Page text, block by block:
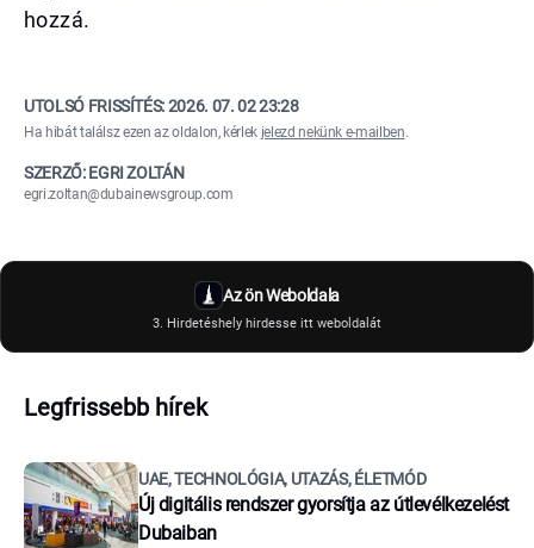
hozzá.
UTOLSÓ FRISSÍTÉS:2026. 07. 02 23:28
Ha hibát találsz ezen az oldalon, kérlek jelezd nekünk e-mailben.
SZERZŐ: EGRI ZOLTÁN
egri.zoltan@dubainewsgroup.com
Az ön Weboldala
3. Hirdetéshely hirdesse itt weboldalát
Legfrissebb hírek
UAE, TECHNOLÓGIA, UTAZÁS, ÉLETMÓD
Új digitális rendszer gyorsítja az útlevélkezelést
Dubaiban